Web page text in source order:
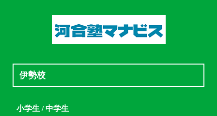
伊勢校
小学生 / 中学生